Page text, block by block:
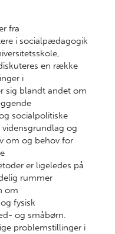
fra
i socialpædagogik
en række
i
sig blandt andet om
socialpolitiske
og
om og behov for
er ligeledes på
rummer
om
fysisk
og småbørn.
problemstillinger i